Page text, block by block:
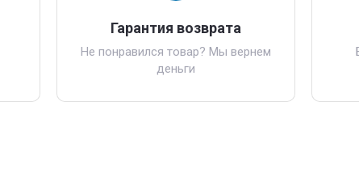
Гарантия возврата
Не понравился товар? Мы вернем
деньги